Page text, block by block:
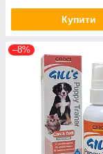
Купити
–8%